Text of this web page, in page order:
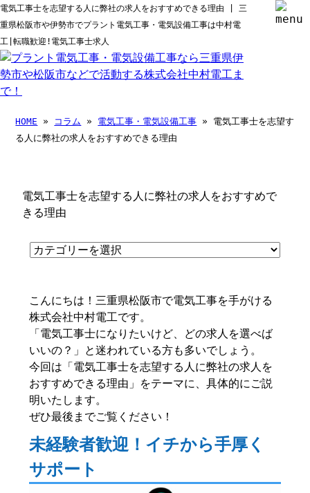
電気工事士を志望する人に弊社の求人をおすすめできる理由 | 三
重県松阪市や伊勢市でプラント電気工事・電気設備工事は中村電
工|転職歓迎!電気工事士求人
HOME » コラム » 電気工事・電気設備工事 » 電気工事士を志望す
る人に弊社の求人をおすすめできる理由
電気工事士を志望する人に弊社の求人をおすすめで
きる理由
こんにちは！三重県松阪市で電気工事を手がける
株式会社中村電工です。
「電気工事士になりたいけど、どの求人を選べば
いいの？」と迷われている方も多いでしょう。
今回は「電気工事士を志望する人に弊社の求人を
おすすめできる理由」をテーマに、具体的にご説
明いたします。
ぜひ最後までご覧ください！
未経験者歓迎！イチから手厚く
サポート